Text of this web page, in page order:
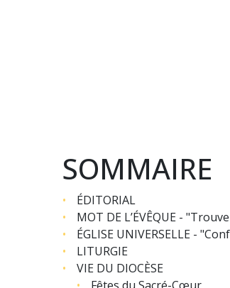
SOMMAIRE
ÉDITORIAL
MOT DE L’ÉVÊQUE -
ÉGLISE UNIVERSELLE -
LITURGIE
VIE DU DIOCÈSE